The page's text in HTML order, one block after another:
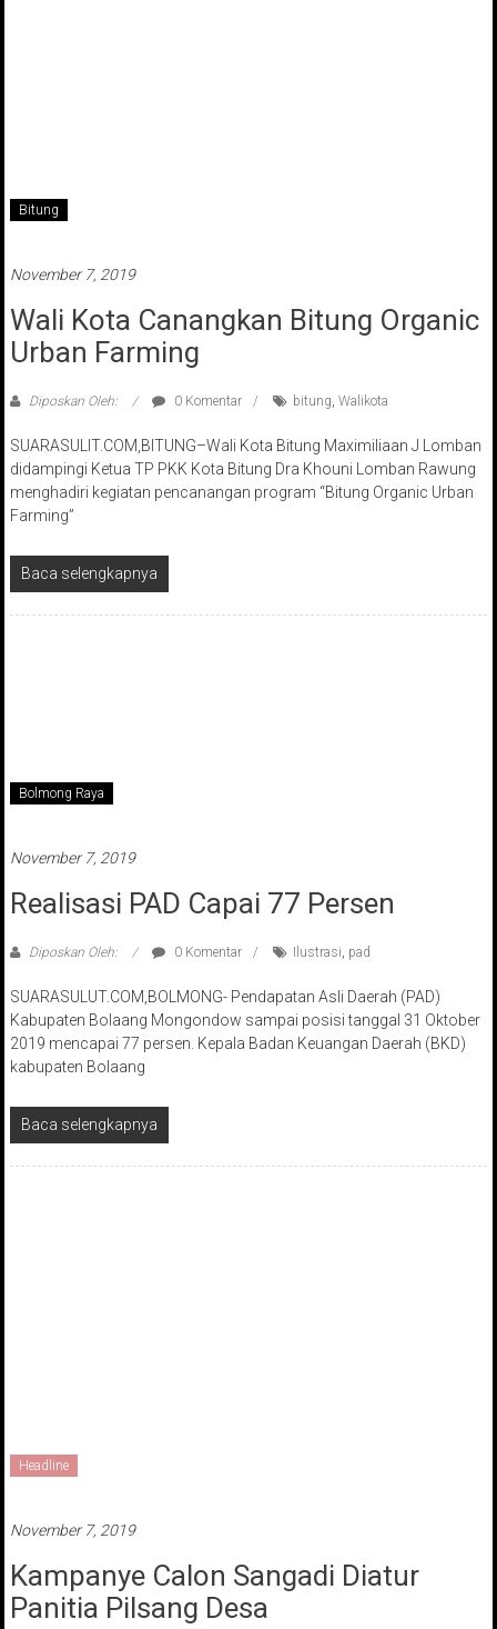
Bitung
November 7, 2019
Wali Kota Canangkan Bitung Organic
Urban Farming
Diposkan Oleh: 0 Komentar bitung, Walikota
SUARASULIT.COM,BITUNG–Wali Kota Bitung Maximiliaan J Lomban
didampingi Ketua TP PKK Kota Bitung Dra Khouni Lomban Rawung
menghadiri kegiatan pencanangan program “Bitung Organic Urban
Farming”
Baca selengkapnya
Bolmong Raya
November 7, 2019
Realisasi PAD Capai 77 Persen
Diposkan Oleh: 0 Komentar Ilustrasi, pad
SUARASULUT.COM,BOLMONG- Pendapatan Asli Daerah (PAD)
Kabupaten Bolaang Mongondow sampai posisi tanggal 31 Oktober
2019 mencapai 77 persen. Kepala Badan Keuangan Daerah (BKD)
kabupaten Bolaang
Baca selengkapnya
Headline
November 7, 2019
Kampanye Calon Sangadi Diatur
Panitia Pilsang Desa